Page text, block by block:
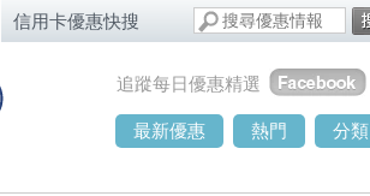
信用卡優惠快搜
追蹤每日優惠精選
最新優惠 熱門 分類